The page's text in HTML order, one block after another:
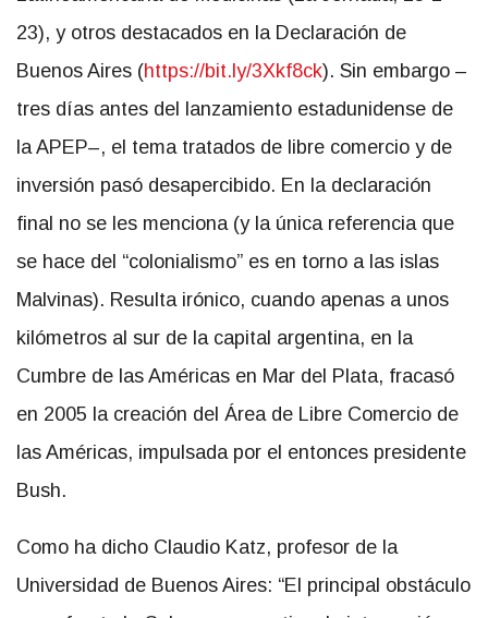
23), y otros destacados en la Declaración de
Buenos Aires (https://bit.ly/3Xkf8ck). Sin embargo –
tres días antes del lanzamiento estadunidense de
la APEP–, el tema tratados de libre comercio y de
inversión pasó desapercibido. En la declaración
final no se les menciona (y la única referencia que
se hace del “colonialismo” es en torno a las islas
Malvinas). Resulta irónico, cuando apenas a unos
kilómetros al sur de la capital argentina, en la
Cumbre de las Américas en Mar del Plata, fracasó
en 2005 la creación del Área de Libre Comercio de
las Américas, impulsada por el entonces presidente
Bush.
Como ha dicho Claudio Katz, profesor de la
Universidad de Buenos Aires: “El principal obstáculo